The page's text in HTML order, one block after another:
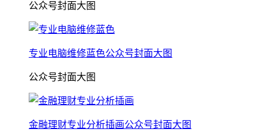
公众号封面大图
专业电脑维修蓝色公众号封面大图
公众号封面大图
金融理财专业分析插画公众号封面大图